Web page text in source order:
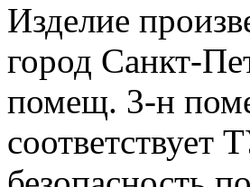
Изделие
город Санкт-
помещ. 3-н
cоответствует